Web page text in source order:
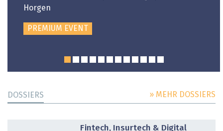
Horgen
PREMIUM EVENT
DOSSIERS » MEHR DOSSIERS
Fintech, Insurtech & Digital